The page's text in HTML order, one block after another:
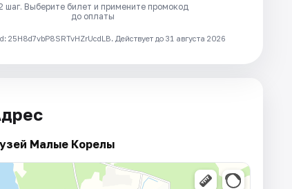
шаг. Выберите билет и примените промокод
до оплаты
Действует до 31 августа 2026
Малые Корелы